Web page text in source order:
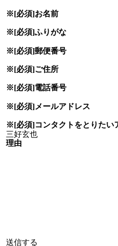
※[必須]お名前
※[必須]ふりがな
※[必須]郵便番号
※[必須]ご住所
※[必須]電話番号
※[必須]メールアドレス
※[必須]コンタクトをとりたい
理由